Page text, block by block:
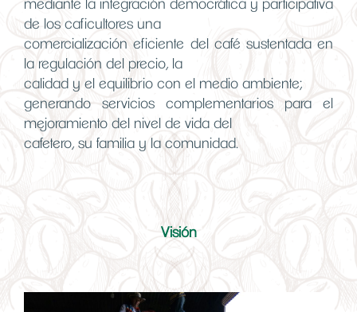
mediante la integración democrática y participativa
de los caficultores una
comercialización eficiente del café sustentada en
la regulación del precio, la
calidad y el equilibrio con el medio ambiente;
generando servicios complementarios para el
mejoramiento del nivel de vida del
cafetero, su familia y la comunidad.
Visión